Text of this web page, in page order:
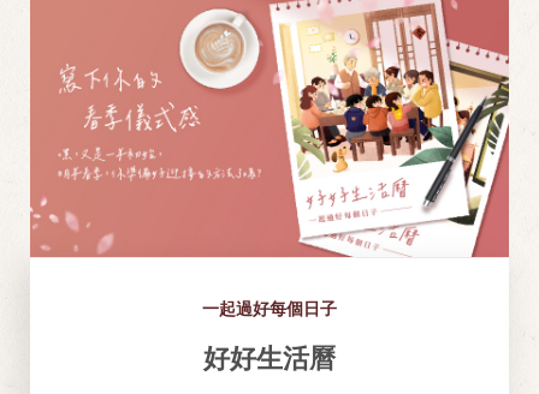
一起過好每個日子
好好生活曆